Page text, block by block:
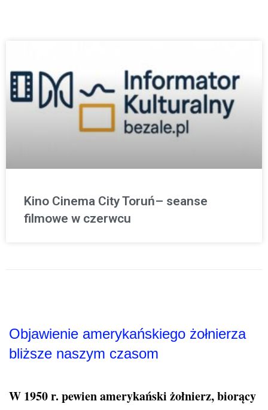
Kino Cinema City Toruń– seanse
filmowe w czerwcu
Objawienie amerykańskiego żołnierza
bliższe naszym czasom
W 1950 r. pewien amerykański żołnierz, biorący